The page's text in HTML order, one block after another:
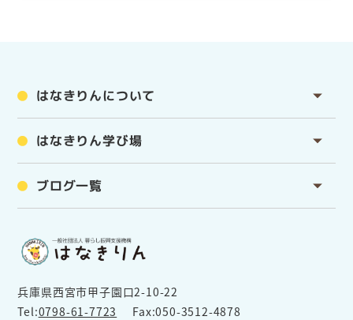
はなきりんについて
はなきりん学び場
ブログ一覧
兵庫県西宮市甲子園口2-10-22
Tel:0798-61-7723 Fax:050-3512-4878